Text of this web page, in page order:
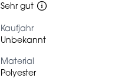
Sehr gut
Kaufjahr
Unbekannt
Material
Polyester